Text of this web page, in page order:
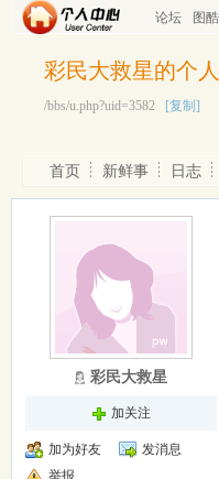
论坛 图酷
彩民大救星的个
/bbs/u.php?uid=3582 [复制]
首页 新鲜事 日志
彩民大救星
加关注
加为好友
发消息
举报